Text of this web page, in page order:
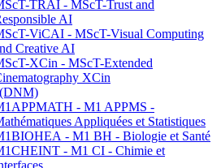
TRAI - MScT-Trust and
AI
ViCAI - MScT-Visual Computing
Creative AI
XCin - MScT-Extended
XCin
- M1 APPMS -
Appliquées et Statistiques
- M1 BH - Biologie et Santé
- M1 CI - Chimie et